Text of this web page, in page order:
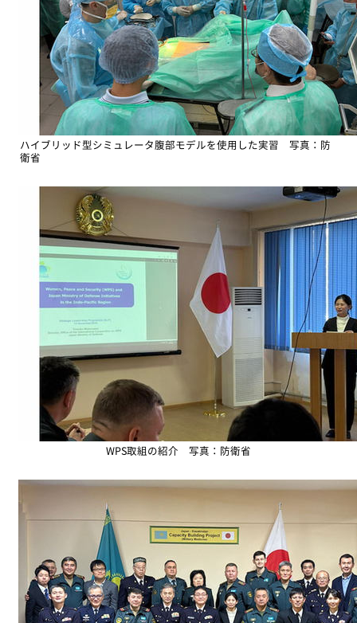
ハイブリッド型シミュレータ腹部モデルを使用した実習 写真：防
衛省
WPS取組の紹介 写真：防衛省